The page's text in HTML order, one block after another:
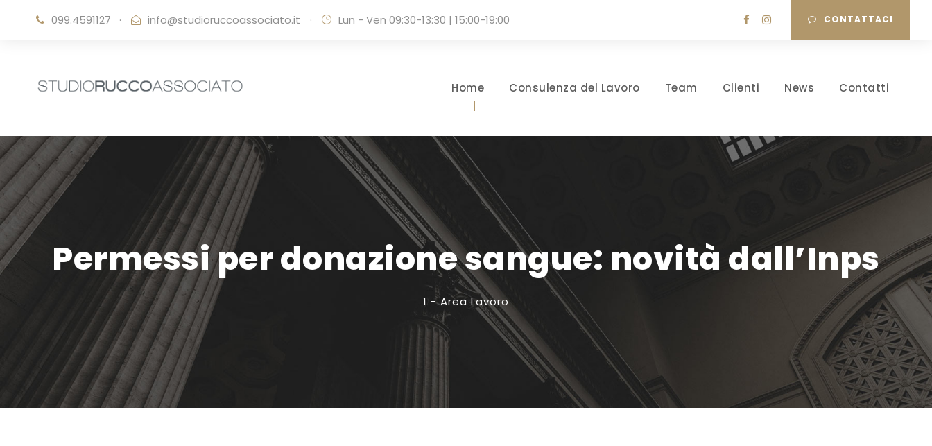
099.4591127 · info@studioruccoassociato.it · Lun - Ven 09:30-13:30 | 15:00-19:00 CONTATTACI
Home Consulenza del Lavoro Team Clienti News Contatti
Permessi per donazione sangue: novità dall’Inps
1 - Area Lavoro